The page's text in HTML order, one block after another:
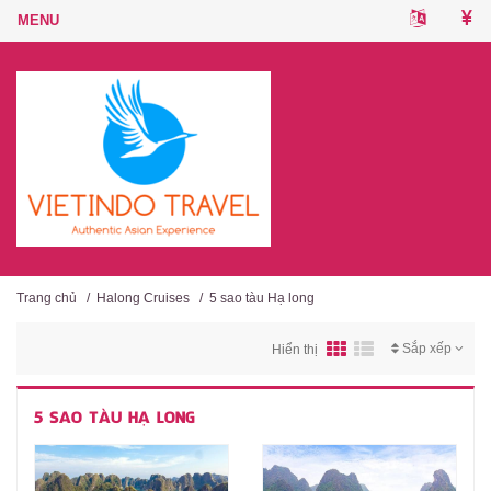
Trang chủ / Halong Cruises / 5 sao tàu Hạ long
Sắp xếp
Hiển thị
5 SAO TÀU HẠ LONG